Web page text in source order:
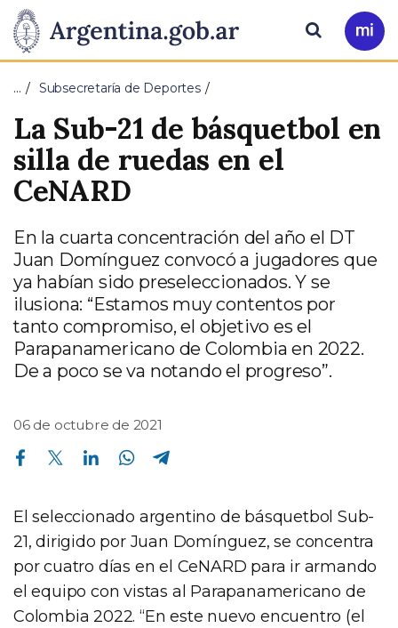
Presidencia
de
la
Nación
Pasar al contenido principal
Ir
a
Buscar
… Subsecretaría de Deportes
La Sub-21 de básquetbol en
silla de ruedas en el
CeNARD
En la cuarta concentración del año el DT
Juan Domínguez convocó a jugadores que
ya habían sido preseleccionados. Y se
ilusiona: “Estamos muy contentos por
tanto compromiso, el objetivo es el
Parapanamericano de Colombia en 2022.
De a poco se va notando el progreso”.
06 de octubre de 2021
Compartir en Facebook Compartir en Twitter Compartir en Linkedin Compartir en Whatsapp
El seleccionado argentino de básquetbol Sub-
21, dirigido por Juan Domínguez, se concentra
por cuatro días en el CeNARD para ir armando
el equipo con vistas al Parapanamericano de
Colombia 2022. “En este nuevo encuentro (el